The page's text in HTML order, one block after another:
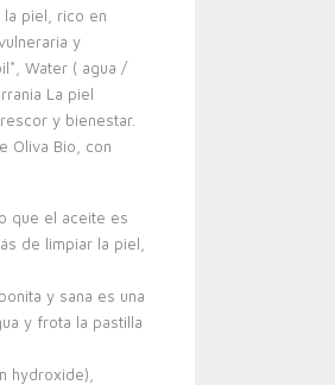
piel, rico en
y
Water ( agua /
La piel
y bienestar.
Oliva Bio, con
que el aceite es
de limpiar la piel,
y sana es una
y frota la pastilla
hydroxide),